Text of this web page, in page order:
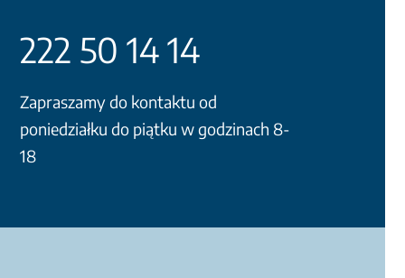
222 50 14 14
Zapraszamy do kontaktu od
poniedziałku do piątku w godzinach 8-
18